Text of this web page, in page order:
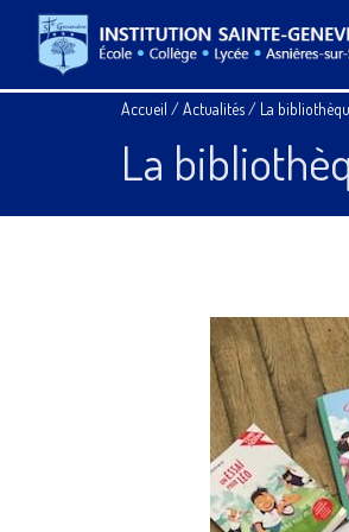
Accueil /Actualités/ La
La